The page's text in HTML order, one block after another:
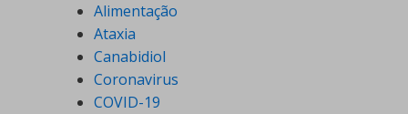
Alimentação
Ataxia
Canabidiol
Coronavirus
COVID-19